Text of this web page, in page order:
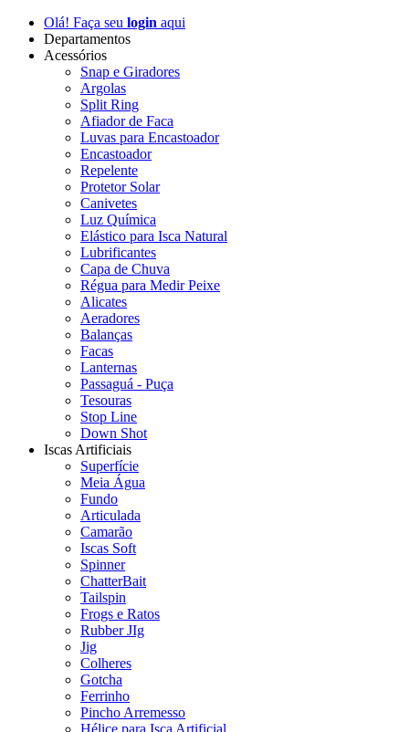
Olá! Faça seu login aqui
Departamentos
Acessórios
Snap e Giradores
Argolas
Split Ring
Afiador de Faca
Luvas para Encastoador
Encastoador
Repelente
Protetor Solar
Canivetes
Luz Química
Elástico para Isca Natural
Lubrificantes
Capa de Chuva
Régua para Medir Peixe
Alicates
Aeradores
Balanças
Facas
Lanternas
Passaguá - Puça
Tesouras
Stop Line
Down Shot
Iscas Artificiais
Superfície
Meia Água
Fundo
Articulada
Camarão
Iscas Soft
Spinner
ChatterBait
Tailspin
Frogs e Ratos
Rubber JIg
Jig
Colheres
Gotcha
Ferrinho
Pincho Arremesso
Hélice para Isca Artificial